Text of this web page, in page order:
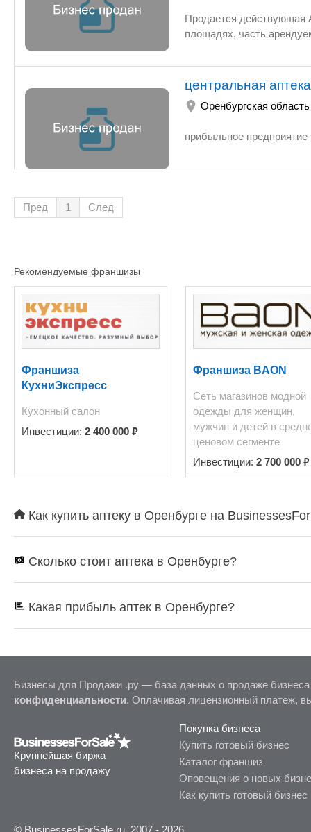
Продается действующая
площадях, часть
центральная аптека
Оренбургская область
прибыльное
Пред 1 След
Рекомендуемые франшизы
Франшиза
КухниЭкспресс
Кухонный салон
Инвестиции: 2 400 000 ₽
Франшиза BAON
Сеть магазинов модной
одежды для женщин,
мужчин и детей в
ценовом сегменте
Инвестиции: 2 700 000 ₽
Как купить аптеку в Оренбурге на
Сколько стоит аптека в Оренбурге?
Какая прибыль аптек в Оренбурге?
Бизнесы для Продажи .ру — база данных о продаже
конфиденциальности. Оплачивая лицензионный платеж,
Крупнейшая биржа
бизнеса на продажу
Покупка бизнеса
Купить готовый бизнес
Каталог франшиз
Оповещения о новых
Как купить готовый бизнес
© BusinessesForSale.ru, 2007 - 2026